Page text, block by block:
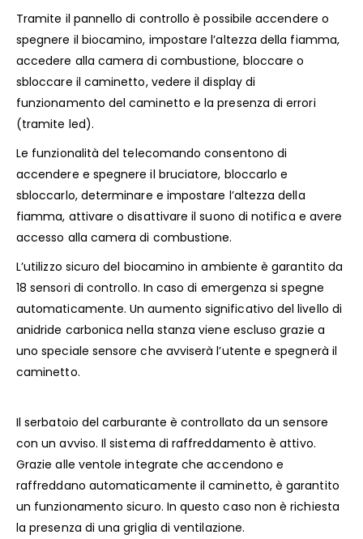
Tramite il pannello di controllo è possibile accendere o
spegnere il biocamino, impostare l’altezza della fiamma,
accedere alla camera di combustione, bloccare o
sbloccare il caminetto, vedere il display di
funzionamento del caminetto e la presenza di errori
(tramite led).
Le funzionalità del telecomando consentono di
accendere e spegnere il bruciatore, bloccarlo e
sbloccarlo, determinare e impostare l’altezza della
fiamma, attivare o disattivare il suono di notifica e avere
accesso alla camera di combustione.
L’utilizzo sicuro del biocamino in ambiente è garantito da
18 sensori di controllo. In caso di emergenza si spegne
automaticamente. Un aumento significativo del livello di
anidride carbonica nella stanza viene escluso grazie a
uno speciale sensore che avviserà l’utente e spegnerà il
caminetto.
Il serbatoio del carburante è controllato da un sensore
con un avviso. Il sistema di raffreddamento è attivo.
Grazie alle ventole integrate che accendono e
raffreddano automaticamente il caminetto, è garantito
un funzionamento sicuro. In questo caso non è richiesta
la presenza di una griglia di ventilazione.